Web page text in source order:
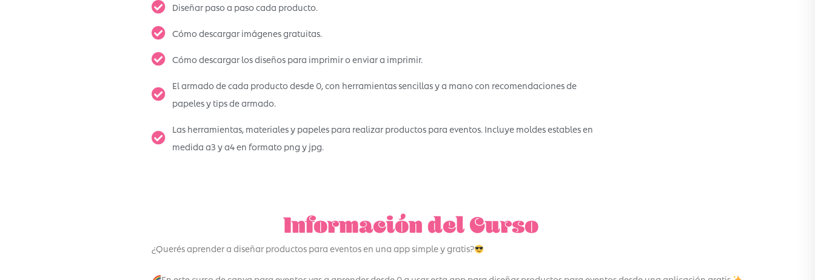
Diseñar paso a paso cada producto.
Cómo descargar imágenes gratuitas.
Cómo descargar los diseños para imprimir o enviar a imprimir.
El armado de cada producto desde 0, con herramientas sencillas y a mano con recomendaciones de
papeles y tips de armado.
Las herramientas, materiales y papeles para realizar productos para eventos. Incluye moldes estables en
medida a3 y a4 en formato png y jpg.
Información del Curso
¿Querés aprender a diseñar productos para eventos en una app simple y gratis?